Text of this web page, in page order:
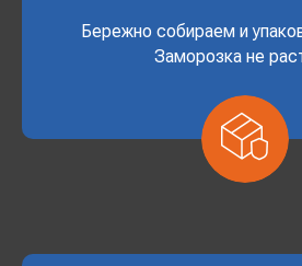
Бережно собираем и
Заморозка не